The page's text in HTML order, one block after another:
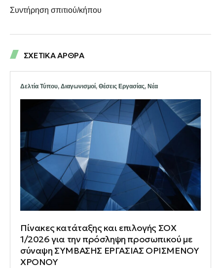
Συντήρηση σπιτιού/κήπου
ΣΧΕΤΙΚΑ ΑΡΘΡΑ
Δελτία Τύπου, Διαγωνισμοί, Θέσεις Εργασίας, Νέα
Πίνακες κατάταξης και επιλογής ΣΟΧ
1/2026 για την πρόσληψη προσωπικού με
σύναψη ΣΥΜΒΑΣΗΣ ΕΡΓΑΣΙΑΣ ΟΡΙΣΜΕΝΟΥ
ΧΡΟΝΟΥ